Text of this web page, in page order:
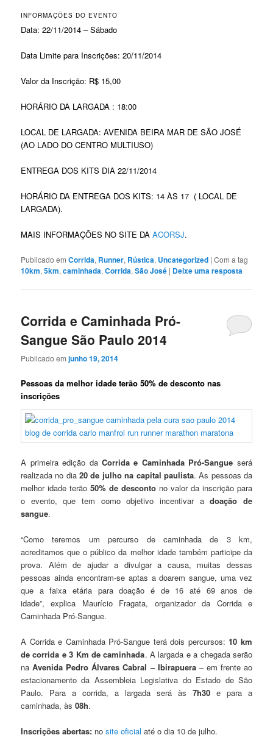
INFORMAÇÕES DO EVENTO
Data: 22/11/2014 – Sábado
Data Limite para Inscrições: 20/11/2014
Valor da Inscrição: R$ 15,00
HORÁRIO DA LARGADA : 18:00
LOCAL DE LARGADA: AVENIDA BEIRA MAR DE SÃO JOSÉ
(AO LADO DO CENTRO MULTIUSO)
ENTREGA DOS KITS DIA 22/11/2014
HORÁRIO DA ENTREGA DOS KITS: 14 ÀS 17 ( LOCAL DE
LARGADA).
MAIS INFORMAÇÕES NO SITE DAACORSJ.
Publicado em Corrida, Runner, Rústica, Uncategorized |Com a tag
10km,5km,caminhada,Corrida,São José | Deixe uma resposta
Corrida e Caminhada Pró-
Sangue São Paulo 2014
Publicado emjunho 19, 2014
Pessoas da melhor idade terão 50% de desconto nas
inscrições
A primeira edição da Corrida e Caminhada Pró-Sangue será
realizada no dia20 de julho na capital paulista. As pessoas da
melhor idade terão50% de desconto no valor da inscrição para
o evento, que tem como objetivo incentivar adoação de
sangue.
“Como teremos um percurso de caminhada de 3 km,
acreditamos que o público da melhor idade também participe da
prova. Além de ajudar a divulgar a causa, muitas dessas
pessoas ainda encontram-se aptas a doarem sangue, uma vez
que a faixa etária para doação é de 16 até 69 anos de
idade”, explica Maurício Fragata, organizador da Corrida e
Caminhada Pró-Sangue.
A Corrida e Caminhada Pró-Sangue terá dois percursos:10 km
de corrida e 3 Km de caminhada. A largada e a chegada serão
naAvenida Pedro Álvares Cabral – Ibirapuera– em frente ao
estacionamento da Assembleia Legislativa do Estado de São
Paulo. Para a corrida, a largada será às 7h30e para a
caminhada, às08h.
Inscrições abertas: nosite oficial até o dia 10 de julho.